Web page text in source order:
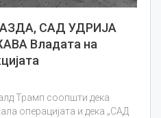
САД УДРИЈА
Владата на
Трамп соопшти дека
операцијата и дека „САД